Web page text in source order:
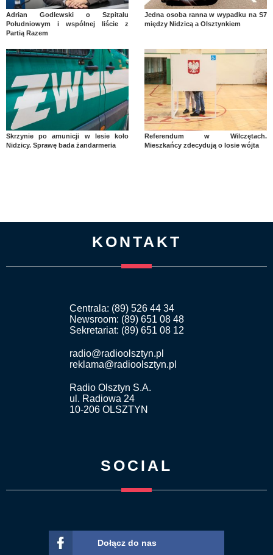
Adrian Godlewski o Szpitalu
Południowym i wspólnej liście z
Partią Razem
Jedna osoba ranna w wypadku na S7
między Nidzicą a Olsztynkiem
Skrzynie po amunicji w lesie koło
Nidzicy. Sprawę bada żandarmeria
Referendum w Wilczętach.
Mieszkańcy zdecydują o losie wójta
KONTAKT
Centrala: (89) 526 44 34
Newsroom: (89) 651 08 48
Sekretariat: (89) 651 08 12
radio@radioolsztyn.pl
reklama@radioolsztyn.pl
Radio Olsztyn S.A.
ul. Radiowa 24
10-206 OLSZTYN
SOCIAL
Dołącz do nas